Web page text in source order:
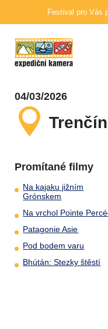
Festival pro Vás
04/03/2026
Trenčín
Promítané filmy
Na kajaku jižním
Grónskem
Na vrchol Pointe
Patagonie Asie
Pod bodem varu
Bhútán: Stezky štěstí